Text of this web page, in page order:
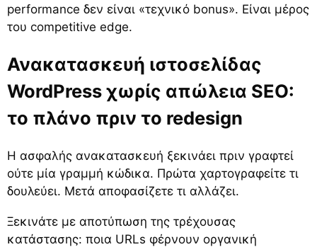
performance δεν είναι «τεχνικό bonus». Είναι μέρος
του competitive edge.
Ανακατασκευή ιστοσελίδας
WordPress χωρίς απώλεια SEO:
το πλάνο πριν το redesign
Η ασφαλής ανακατασκευή ξεκινάει πριν γραφτεί
ούτε μία γραμμή κώδικα. Πρώτα χαρτογραφείτε τι
δουλεύει. Μετά αποφασίζετε τι αλλάζει.
Ξεκινάτε με αποτύπωση της τρέχουσας
κατάστασης: ποια URLs φέρνουν οργανική